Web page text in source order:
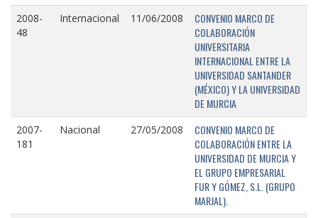
2008-
48
Internacional 11/06/2008
CONVENIO MARCO DE
COLABORACIÓN
UNIVERSITARIA
INTERNACIONAL ENTRE LA
UNIVERSIDAD SANTANDER
(MÉXICO) Y LA UNIVERSIDAD
DE MURCIA
2007-
181
Nacional 27/05/2008
CONVENIO MARCO DE
COLABORACIÓN ENTRE LA
UNIVERSIDAD DE MURCIA Y
EL GRUPO EMPRESARIAL
FUR Y GÓMEZ, S.L. (GRUPO
MARJAL).